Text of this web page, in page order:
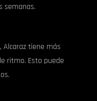
semanas.
Alcaraz tiene más
ritmo. Esto puede